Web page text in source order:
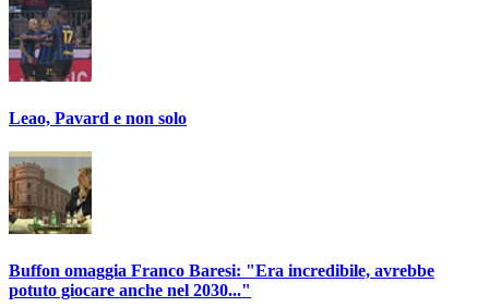
Leao, Pavard e non solo
Buffon omaggia Franco Baresi: "Era incredibile, avrebbe
potuto giocare anche nel 2030..."